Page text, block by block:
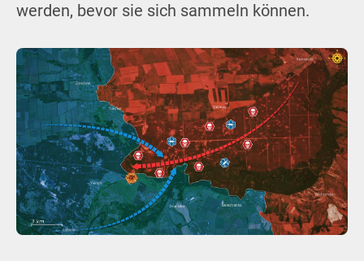
werden, bevor sie sich sammeln können.